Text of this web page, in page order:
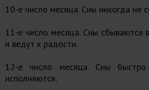
10-е число месяца. Сны никогда не
11-е число месяца. Сны сбываются
и ведут к радости.
12-е число месяца. Сны быстро
исполняются.